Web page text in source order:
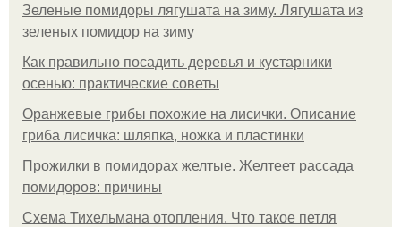
Зеленые помидоры лягушата на зиму. Лягушата из
зеленых помидор на зиму
Как правильно посадить деревья и кустарники
осенью: практические советы
Оранжевые грибы похожие на лисички. Описание
гриба лисичка: шляпка, ножка и пластинки
Прожилки в помидорах желтые. Желтеет рассада
помидоров: причины
Схема Тихельмана отопления. Что такое петля